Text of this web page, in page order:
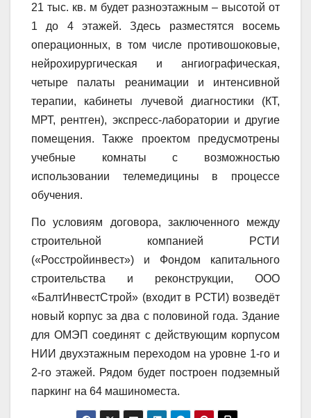
21 тыс. кв. м будет разноэтажным – высотой от
1 до 4 этажей. Здесь разместятся восемь
операционных, в том числе противошоковые,
нейрохирургическая и ангиографическая,
четыре палаты реанимации и интенсивной
терапии, кабинеты лучевой диагностики (КТ,
МРТ, рентген), экспресс-лаборатории и другие
помещения. Также проектом предусмотрены
учебные комнаты с возможностью
использовании телемедицины в процессе
обучения.
По условиям договора, заключенного между
строительной компанией РСТИ
(«Росстройинвест») и Фондом капитального
строительства и реконструкции, ООО
«БалтИнвестСтрой» (входит в РСТИ) возведёт
новый корпус за два с половиной года. Здание
для ОМЭП соединят с действующим корпусом
НИИ двухэтажным переходом на уровне 1-го и
2-го этажей. Рядом будет построен подземный
паркинг на 64 машиноместа.